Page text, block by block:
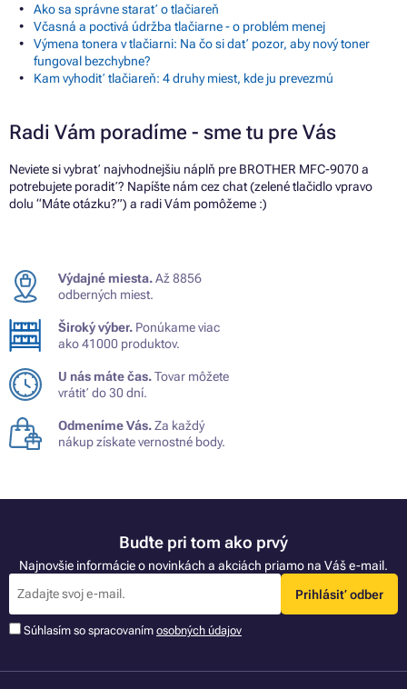
Ako sa správne starať o tlačiareň
Včasná a poctivá údržba tlačiarne - o problém menej
Výmena tonera v tlačiarni: Na čo si dať pozor, aby nový toner
fungoval bezchybne?
Kam vyhodiť tlačiareň: 4 druhy miest, kde ju prevezmú
Radi Vám poradíme - sme tu pre Vás
Neviete si vybrať najvhodnejšiu náplň pre BROTHER MFC-9070 a
potrebujete poradiť? Napíšte nám cez chat (zelené tlačidlo vpravo
dolu “Máte otázku?”) a radi Vám pomôžeme :)
Výdajné miesta.Až 8856
odberných miest.
Široký výber. Ponúkame viac
ako 41000 produktov.
U nás máte čas.Tovar môžete
vrátiť do 30 dní.
Odmeníme Vás.Za každý
nákup získate vernostné body.
Buďte pri tom ako prvý
Najnovšie informácie o novinkách a akciách priamo na Váš e-mail.
Prihlásiť odber
Súhlasím so spracovaním osobných údajov